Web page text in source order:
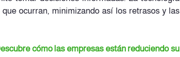
ocurran, minimizando así los retrasos y las
cómo las empresas están reduciendo su